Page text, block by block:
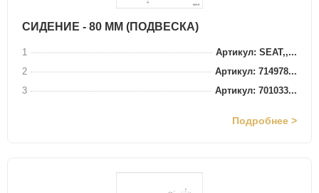
СИДЕНИЕ - 80 ММ (ПОДВЕСКА)
1
Артикул: SEAT,,...
2
Артикул: 714978...
3
Артикул: 701033...
Подробнее >